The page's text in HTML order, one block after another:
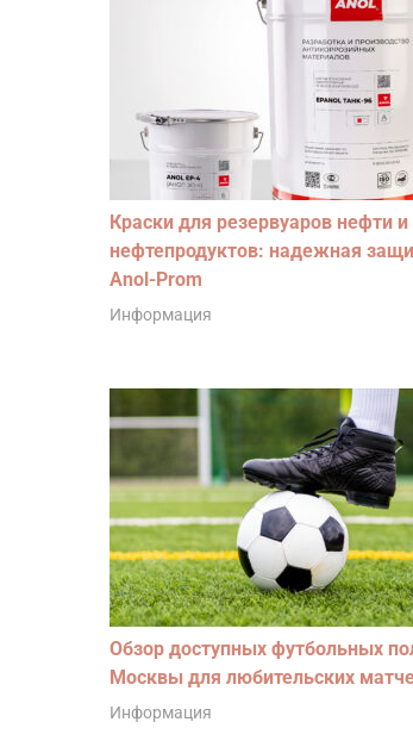
Краски для резервуаров нефти и
нефтепродуктов: надежная
Anol-Prom
Информация
Обзор доступных футбольных
Москвы для любительских
Информация